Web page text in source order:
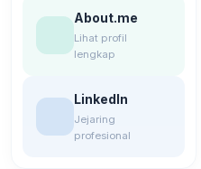
About.me
Lihat profil
lengkap
LinkedIn
Jejaring
profesional